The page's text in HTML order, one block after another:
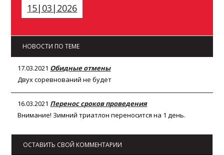
15|03|2026
НОВОСТИ ПО ТЕМЕ
17.03.2021 Обидные отмены
Двух соревнований не будет
16.03.2021 Перенос сроков проведения
Внимание! Зимний триатлон переносится на 1 день.
ОСТАВИТЬ СВОЙ КОММЕНТАРИИ